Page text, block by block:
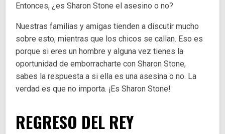
Entonces, ¿es Sharon Stone el asesino o no?
Nuestras familias y amigas tienden a discutir mucho
sobre esto, mientras que los chicos se callan. Eso es
porque si eres un hombre y alguna vez tienes la
oportunidad de emborracharte con Sharon Stone,
sabes la respuesta a si ella es una asesina o no. La
verdad es que no importa. ¡Es Sharon Stone!
REGRESO DEL REY